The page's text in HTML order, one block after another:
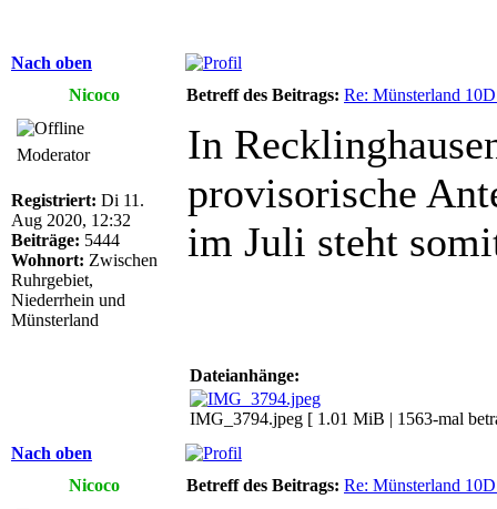
Nach oben
Nicoco
Betreff des Beitrags: Re: Münsterland
Moderator
Registriert: Di 11.
Aug 2020, 12:32
Beiträge: 5444
Wohnort: Zwischen
Ruhrgebiet,
Niederrhein und
Münsterland
In
provisorische
im Juli steht
Dateianhänge:
IMG_3794.jpeg [ 1.01 MiB | 1563-mal
Nach oben
Nicoco
Betreff des Beitrags: Re: Münsterland